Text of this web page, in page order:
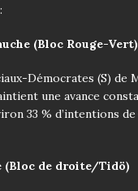
(Bloc Rouge-Vert)
Démocrates (S) de
une avance
33 % d’intentions
(Bloc de droite/Tidö)